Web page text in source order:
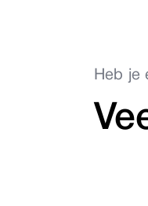
Heb je